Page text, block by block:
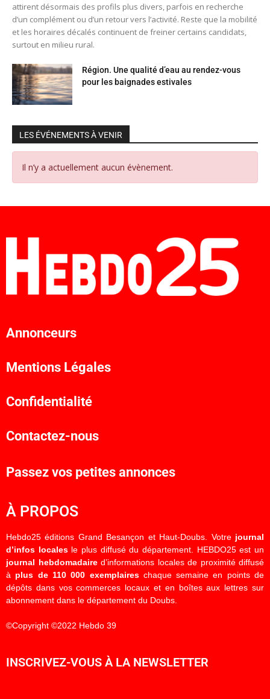
attirent désormais des profils plus divers, parfois en recherche
d’un complément ou d’un retour vers l’activité. Reste que la mobilité
et les horaires décalés continuent de freiner certains candidats,
surtout en milieu rural.
Région. Une qualité d’eau au rendez-vous
pour les baignades estivales
LES ÉVÉNEMENTS À VENIR
Il n’y a actuellement aucun évènement.
Annonceurs
Mentions Légales
Confidentialité
Contactez-nous
Passez vos petites annonces
À PROPOS
Hebdo25 éditions Grand Besançon et Haut-Doubs. Votre journal
d’infos localesle plus diffusé du département. HEBDO25 est un
journal hebdomadaired’informations locales de proximité diffusé
à plus de 110 000 exemplaireschaque semaine en points de
dépôts dans vos commerces locaux et en boîtes aux lettres sur
abonnement dans le département du Doubs.
©Copyright ©2022 Hebdo 39
INSCRIVEZ-VOUS À LA NEWSLETTER